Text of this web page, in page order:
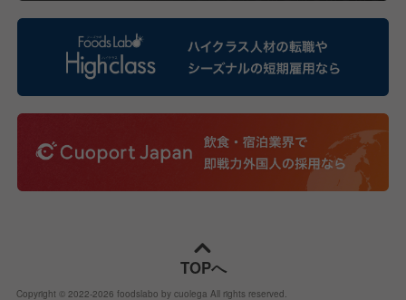
TOPへ
Copyright © 2022-2026 foodslabo by cuolega All rights reserved.